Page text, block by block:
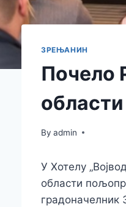
ЗРЕЊАНИН
Почело
By admin
У Хотелу
области